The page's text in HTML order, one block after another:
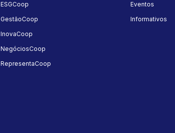
ESGCoop
GestãoCoop
InovaCoop
NegóciosCoop
RepresentaCoop
Eventos
Informativos